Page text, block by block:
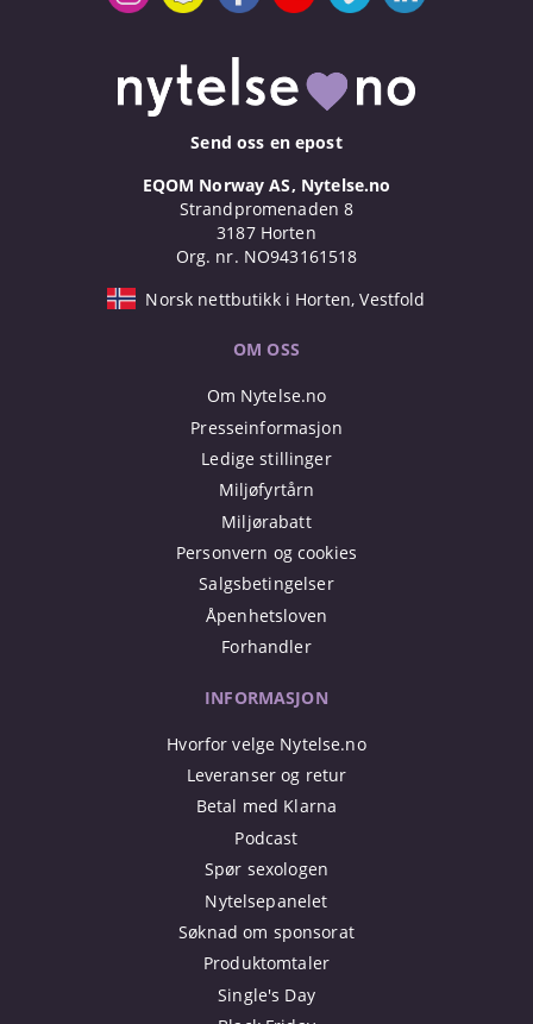
Send oss en epost
EQOM Norway AS, Nytelse.no
Strandpromenaden 8
3187 Horten
Org. nr. NO943161518
Norsk nettbutikk i Horten, Vestfold
OM OSS
Om Nytelse.no
Presseinformasjon
Ledige stillinger
Miljøfyrtårn
Miljørabatt
Personvern og cookies
Salgsbetingelser
Åpenhetsloven
Forhandler
INFORMASJON
Hvorfor velge Nytelse.no
Leveranser og retur
Betal med Klarna
Podcast
Spør sexologen
Nytelsepanelet
Søknad om sponsorat
Produktomtaler
Single's Day